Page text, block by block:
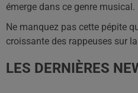
émerge dans ce genre musical.
Ne manquez pas cette pépite
croissante des rappeuses sur
LES DERNIÈRES